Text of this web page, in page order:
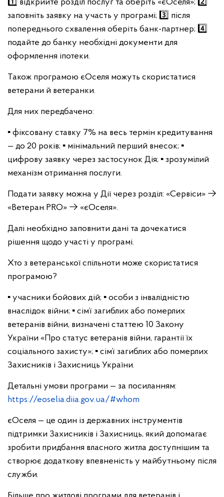
1️⃣ відкрийте розділ послуг та оберіть «єОселя»; 2️⃣
заповніть заявку на участь у програмі; 3️⃣ після
попереднього схвалення оберіть банк-партнер; 4️⃣
подайте до банку необхідні документи для
оформлення іпотеки.
Також програмою єОселя можуть скористатися
ветерани й ветеранки.
Для них передбачено:
▪️ фіксовану ставку 7% на весь термін кредитування
— до 20 років; ▪️ мінімальний перший внесок; ▪️
цифрову заявку через застосунок Дія; ▪️ зрозумілий
механізм отримання послуги.
Подати заявку можна у Дії через розділ: «Сервіси» →
«Ветеран PRO» → «єОселя».
Далі необхідно заповнити дані та дочекатися
рішення щодо участі у програмі.
Хто з ветеранської спільноти може скористатися
програмою?
▪️ учасники бойових дій; ▪️ особи з інвалідністю
внаслідок війни; ▪️ сім’ї загиблих або померлих
ветеранів війни, визначені статтею 10 Закону
України «Про статус ветеранів війни, гарантії їх
соціального захисту»; ▪️ сім’ї загиблих або померлих
Захисників і Захисниць України.
Детальні умови програми — за посиланням:
https://eoselia.diia.gov.ua/#whom
єОселя — це один із державних інструментів
підтримки Захисників і Захисниць, який допомагає
зробити придбання власного житла доступнішим та
створює додаткову впевненість у майбутньому після
служби.